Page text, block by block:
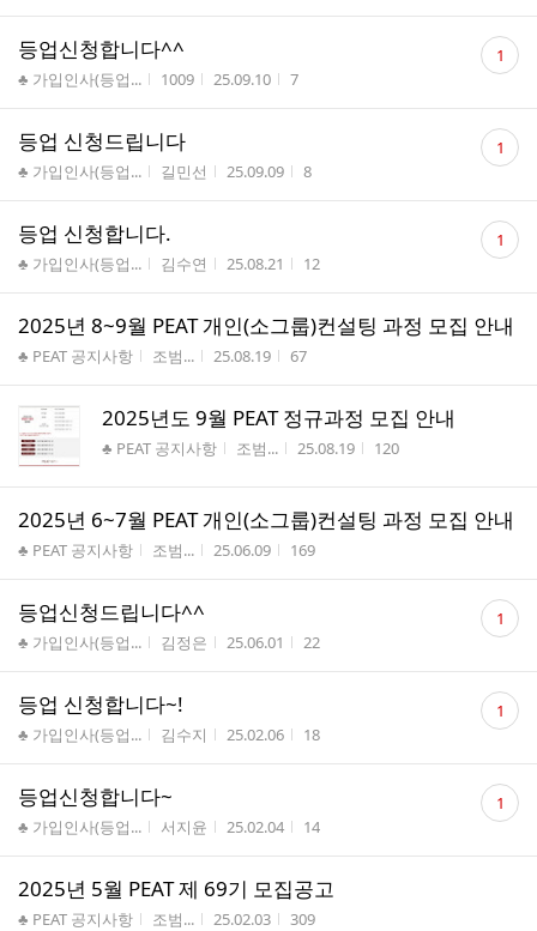
등업신청합니다^^
게시판명
♣ 가입인사(등업... 작성자
1009 작성시간
25.09.10 조회수
7
댓
글 1
등업 신청드립니다
게시판명
♣ 가입인사(등업... 작성자
길민선 작성시간
25.09.09 조회수
8
댓
글 1
등업 신청합니다.
게시판명
♣ 가입인사(등업... 작성자
김수연 작성시간
25.08.21 조회수
12
댓
글 1
2025년 8~9월 PEAT 개인(소그룹)컨설팅 과정 모집 안내
게시판명
♣ PEAT 공지사항 작성자
조범... 작성시간
25.08.19 조회수
67
2025년도 9월 PEAT 정규과정 모집 안내
게시판명
♣ PEAT 공지사항 작성자
조범... 작성시간
25.08.19 조회수
120
2025년 6~7월 PEAT 개인(소그룹)컨설팅 과정 모집 안내
게시판명
♣ PEAT 공지사항 작성자
조범... 작성시간
25.06.09 조회수
169
등업신청드립니다^^
게시판명
♣ 가입인사(등업... 작성자
김정은 작성시간
25.06.01 조회수
22
댓
글 1
등업 신청합니다~!
게시판명
♣ 가입인사(등업... 작성자
김수지 작성시간
25.02.06 조회수
18
댓
글 1
등업신청합니다~
게시판명
♣ 가입인사(등업... 작성자
서지윤 작성시간
25.02.04 조회수
14
댓
글 1
2025년 5월 PEAT 제 69기 모집공고
게시판명
♣ PEAT 공지사항 작성자
조범... 작성시간
25.02.03 조회수
309